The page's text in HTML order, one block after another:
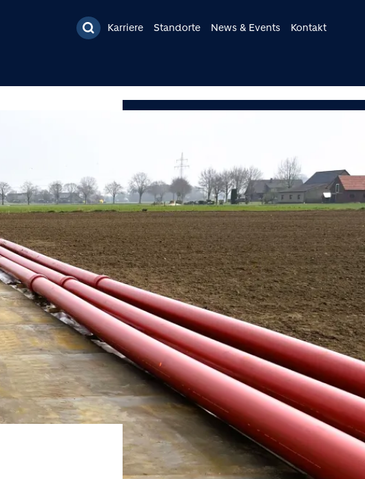
Karriere Standorte News & Events Kontakt